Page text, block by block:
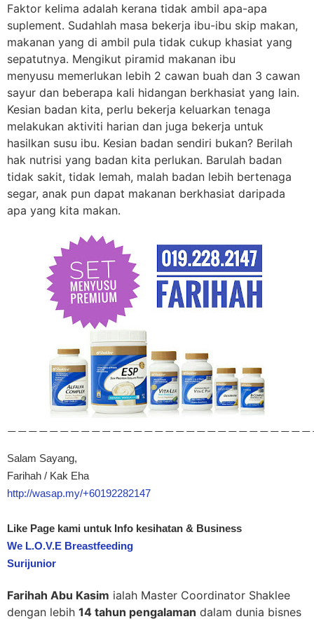
Faktor kelima adalah kerana tidak ambil apa-apa
suplement. Sudahlah masa bekerja ibu-ibu skip makan,
makanan yang di ambil pula tidak cukup khasiat yang
sepatutnya. Mengikut piramid makanan ibu
menyusu memerlukan lebih 2 cawan buah dan 3 cawan
sayur dan beberapa kali hidangan berkhasiat yang lain.
Kesian badan kita, perlu bekerja keluarkan tenaga
melakukan aktiviti harian dan juga bekerja untuk
hasilkan susu ibu. Kesian badan sendiri bukan? Berilah
hak nutrisi yang badan kita perlukan. Barulah badan
tidak sakit, tidak lemah, malah badan lebih bertenaga
segar, anak pun dapat makanan berkhasiat daripada
apa yang kita makan.
Salam Sayang,
Farihah / Kak Eha
http://wasap.my/+60192282147
Like Page kami untuk Info kesihatan & Business
We L.O.V.E Breastfeeding
Surijunior
Farihah Abu Kasim ialah Master Coordinator Shaklee
dengan lebih 14 tahun pengalaman dalam dunia bisnes